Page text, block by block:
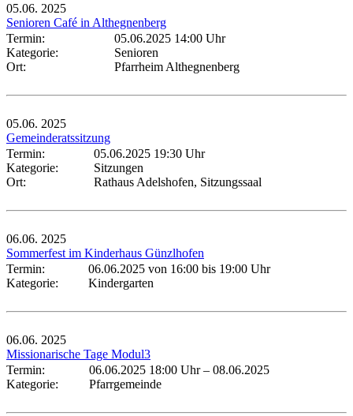
05.06. 2025
Senioren Café in Althegnenberg
Termin:
05.06.2025 14:00 Uhr
Kategorie:
Senioren
Ort:
Pfarrheim Althegnenberg
05.06. 2025
Gemeinderatssitzung
Termin:
05.06.2025 19:30 Uhr
Kategorie:
Sitzungen
Ort:
Rathaus Adelshofen, Sitzungssaal
06.06. 2025
Sommerfest im Kinderhaus Günzlhofen
Termin:
06.06.2025 von 16:00 bis 19:00 Uhr
Kategorie:
Kindergarten
06.06. 2025
Missionarische Tage Modul3
Termin:
06.06.2025 18:00 Uhr– 08.06.2025
Kategorie:
Pfarrgemeinde